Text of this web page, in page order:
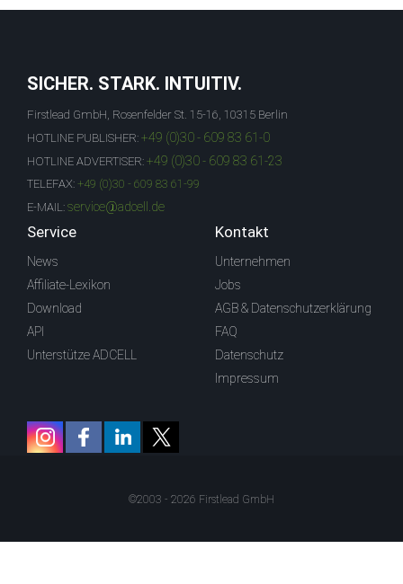
SICHER. STARK. INTUITIV.
Firstlead GmbH, Rosenfelder St. 15-16, 10315 Berlin
HOTLINE PUBLISHER: +49 (0)30 - 609 83 61-0
HOTLINE ADVERTISER: +49 (0)30 - 609 83 61-23
TELEFAX: +49 (0)30 - 609 83 61-99
E-MAIL: service@adcell.de
Service
News
Affiliate-Lexikon
Download
API
Unterstütze ADCELL
Kontakt
Unternehmen
Jobs
AGB & Datenschutzerklärung
FAQ
Datenschutz
Impressum
©2003 - 2026 Firstlead GmbH